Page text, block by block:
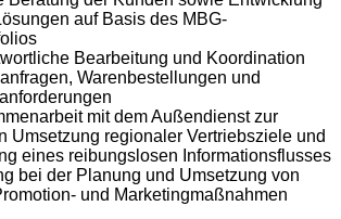
auf Basis des MBG-
Bearbeitung und Koordination
Warenbestellungen und
mit dem Außendienst zur
Umsetzung regionaler Vertriebsziele und
eines reibungslosen Informationsflusses
bei der Planung und Umsetzung von
und Marketingmaßnahmen